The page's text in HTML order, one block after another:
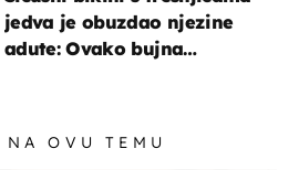
jedva je obuzdao njezine
adute: Ovako bujna
NA OVU TEMU